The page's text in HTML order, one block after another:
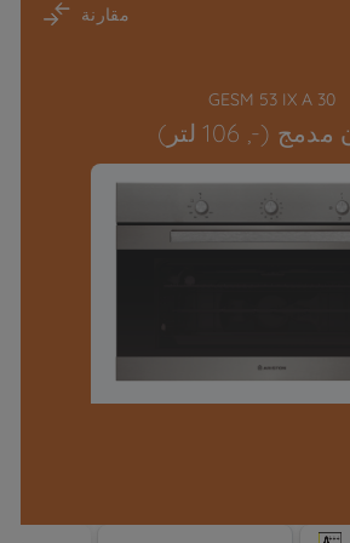
مقارنة
GESM 53 IX A 30
(-, 106 لتر)